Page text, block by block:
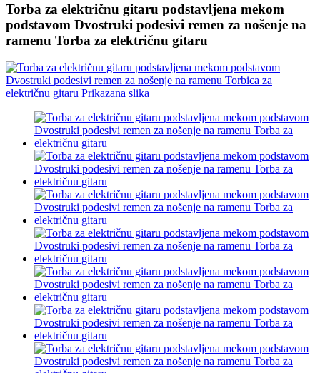
Torba za električnu gitaru podstavljena mekom
podstavom Dvostruki podesivi remen za nošenje na
ramenu Torba za električnu gitaru